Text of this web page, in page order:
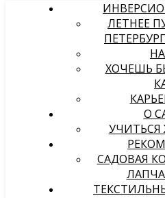
ЛЕТНЕЕ
ХОЧЕШЬ
О
УЧИТЬСЯ
САДОВАЯ